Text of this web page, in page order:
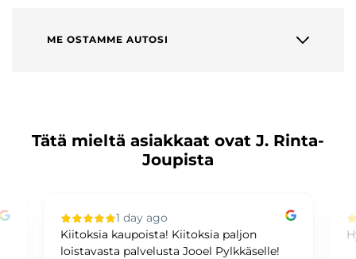
ME OSTAMME AUTOSI
Tätä mieltä asiakkaat ovat J. Rinta-
Joupista
1 day ago
Kiitoksia kaupoista! Kiitoksia paljon
loistavasta palvelusta Jooel Pylkkäselle!